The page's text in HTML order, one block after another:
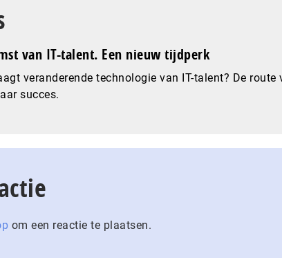
van IT-talent. Een nieuw tijdperk
veranderende technologie van IT-talent? De route
succes.
om een reactie te plaatsen.